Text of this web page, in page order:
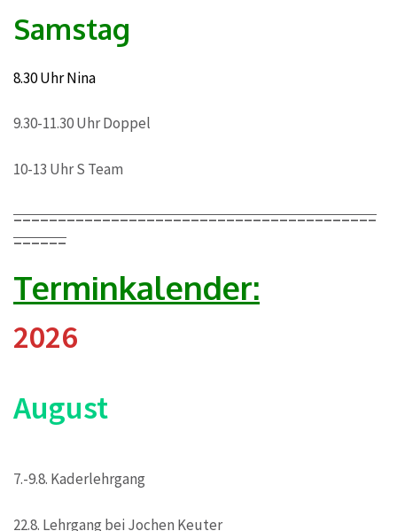
Samstag
8.30 Uhr Nina
9.30-11.30 Uhr Doppel
10-13 Uhr S Team
_________________________________________
______
Terminkalender:
2026
August
7.-9.8. Kaderlehrgang
22.8. Lehrgang bei Jochen Keuter